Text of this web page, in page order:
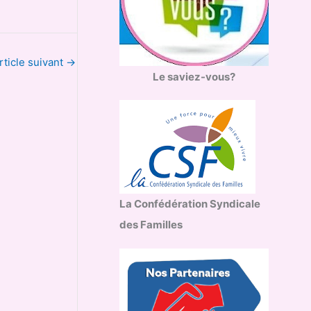
suivant →
Le saviez-vous?
La Confédération Syndicale
des Familles